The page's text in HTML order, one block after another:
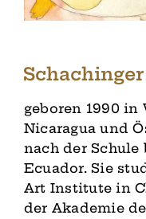
geboren 1990
Nicaragua und
nach der
Ecuador. Sie
Art Institute in
der Akademie